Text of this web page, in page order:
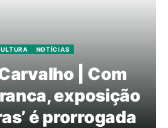
NOTÍCIAS
| Com
exposição
é prorrogada